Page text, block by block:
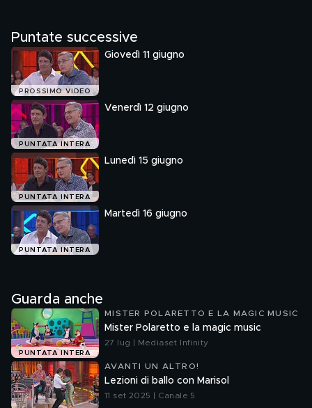
Puntate successive
PROSSIMO VIDEO
Giovedì 11 giugno
PUNTATA INTERA
Venerdì 12 giugno
PUNTATA INTERA
Lunedì 15 giugno
PUNTATA INTERA
Martedì 16 giugno
Guarda anche
PUNTATA INTERA
MISTER POLARETTO E LA MAGIC MUSIC
Mister Polaretto e la magic music
27 lug | Mediaset Infinity
AVANTI UN ALTRO!
Lezioni di ballo con Marisol
11 set 2025 | Canale 5